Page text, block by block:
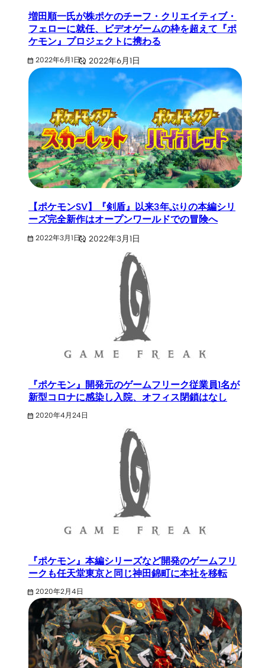
増田順一氏が株ポケのチーフ・クリエイティブ・
フェローに就任、ビデオゲームの枠を超えて『ポ
ケモン』プロジェクトに携わる
2022年6月1日 2022年6月1日
【ポケモンSV】『剣盾』以来3年ぶりの本編シリ
ーズ完全新作はオープンワールドでの冒険へ
2022年3月1日 2022年3月1日
『ポケモン』開発元のゲームフリーク従業員1名が
新型コロナに感染し入院、オフィス閉鎖はなし
2020年4月24日
『ポケモン』本編シリーズなど開発のゲームフリ
ークも任天堂東京と同じ神田錦町に本社を移転
2020年2月4日